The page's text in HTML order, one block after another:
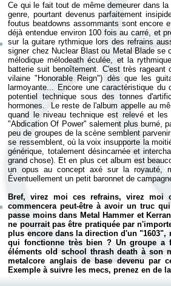
Ce qui le fait tout de même demeurer dans
genre, pourtant devenus parfaitement
foutus beatdowns assommants sont encore
déjà entendue environ 100 fois au carré, et
sur la guitare rythmique lors des refrains
signer chez Nuclear Blast ou Metal Blade se
mélodique mélodeath éculée, et la
batterie suit benoîtement. C'est très
vilaine "Honorable Reign") dès que les
larmoyante... Encore une caractéristique
potentiel technique sous des tonnes
hormones. Le reste de l'album appelle au
quand le niveau technique est relevé et
"Abdication Of Power" salement plus burné,
peu de groupes de la scène semblent
se ressemblent, où la voix insupporte la
générique, totalement désincarnée et
grand chose). Et en plus cet album est
un opus au concept axé sur la royauté,
Éventuellement un petit baronnet de
Bref, virez moi ces refrains, virez moi
commencera peut-être à avoir un truc
passe moins dans Metal Hammer et
ne pourrait pas être pratiquée par
plus encore dans la direction d'un
qui fonctionne très bien ? Un groupe a
éléments old school thrash death à son
metalcore anglais de base devenu par
Exemple à suivre les mecs, prenez en de